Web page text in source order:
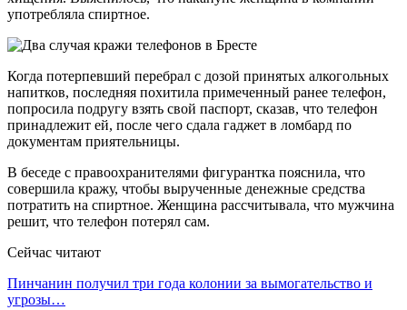
употребляла спиртное.
Когда потерпевший перебрал с дозой принятых алкогольных
напитков, последняя похитила примеченный ранее телефон,
попросила подругу взять свой паспорт, сказав, что телефон
принадлежит ей, после чего сдала гаджет в ломбард по
документам приятельницы.
В беседе с правоохранителями фигурантка пояснила, что
совершила кражу, чтобы вырученные денежные средства
потратить на спиртное. Женщина рассчитывала, что мужчина
решит, что телефон потерял сам.
Сейчас читают
Пинчанин получил три года колонии за вымогательство и
угрозы…